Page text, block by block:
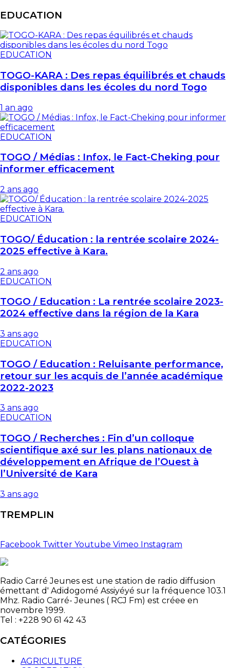
EDUCATION
EDUCATION
TOGO-KARA : Des repas équilibrés et chauds
disponibles dans les écoles du nord Togo
1 an ago
EDUCATION
TOGO / Médias : Infox, le Fact-Cheking pour
informer efficacement
2 ans ago
EDUCATION
TOGO/ Éducation : la rentrée scolaire 2024-
2025 effective à Kara.
2 ans ago
EDUCATION
TOGO / Education : La rentrée scolaire 2023-
2024 effective dans la région de la Kara
3 ans ago
EDUCATION
TOGO / Education : Reluisante performance,
retour sur les acquis de l’année académique
2022-2023
3 ans ago
EDUCATION
TOGO / Recherches : Fin d’un colloque
scientifique axé sur les plans nationaux de
développement en Afrique de l’Ouest à
l’Université de Kara
3 ans ago
TREMPLIN
Facebook Twitter Youtube Vimeo Instagram
Radio Carré Jeunes est une station de radio diffusion
émettant d' Adidogomé Assiyéyé sur la fréquence 103.1
Mhz. Radio Carré- Jeunes ( RCJ Fm) est créee en
novembre 1999.
Tel : +228 90 61 42 43
CATÉGORIES
AGRICULTURE